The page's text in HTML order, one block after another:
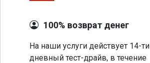
100% возврат денег
На наши услуги действует 14-ти
дневный тест-драйв, в течение